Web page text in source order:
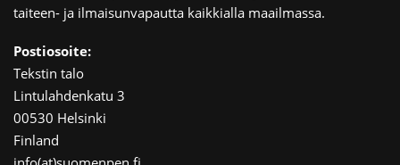
taiteen- ja ilmaisunvapautta kaikkialla maailmassa.
Postiosoite:
Tekstin talo
Lintulahdenkatu 3
00530 Helsinki
Finland